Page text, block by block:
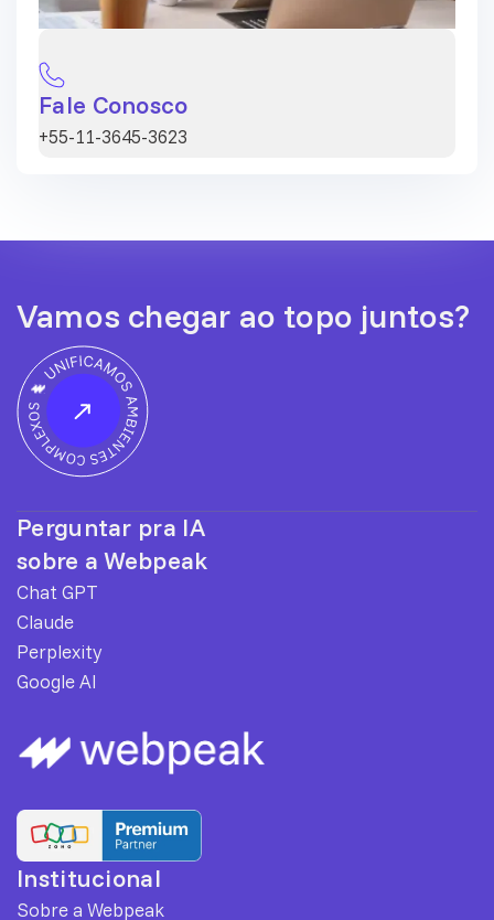
Fale Conosco
+55-11-3645-3623
Vamos chegar ao topo juntos?
Perguntar pra IA
sobre a Webpeak
Chat GPT
Claude
Perplexity
Google AI
Institucional
Sobre a Webpeak